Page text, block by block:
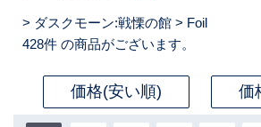
> ダスクモーン:戦慄の館 > Foil
428件 の商品がございます。
価格(安い順) 価